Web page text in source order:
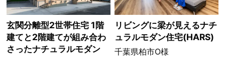
玄関分離型2世帯住宅 1階
建てと2階建てが組み合わ
さったナチュラルモダン
リビングに梁が見えるナチ
ュラルモダン住宅(HARS)
千葉県柏市O様